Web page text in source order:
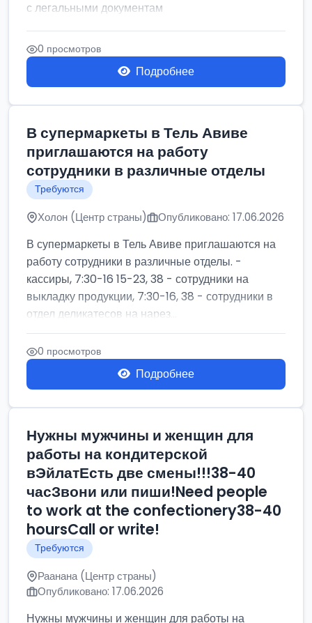
с легальными документам
0 просмотров
Подробнее
В супермаркеты в Тель Авиве
приглашаются на работу
сотрудники в различные отделы
Требуются
Холон (Центр страны) Опубликовано: 17.06.2026
В супермаркеты в Тель Авиве приглашаются на
работу сотрудники в различные отделы. -
кассиры, 7:30-16 15-23, 38 - сотрудники на
выкладку продукции, 7:30-16, 38 - сотрудники в
отдел деликатесов на нарез...
0 просмотров
Подробнее
Нужны мужчины и женщин для
работы на кондитерской
вЭйлатЕсть две смены!!!38-40
часЗвони или пиши!Need people
to work at the confectionery38-40
hoursCall or write!
Требуются
Раанана (Центр страны)
Опубликовано: 17.06.2026
Нужны мужчины и женщин для работы на